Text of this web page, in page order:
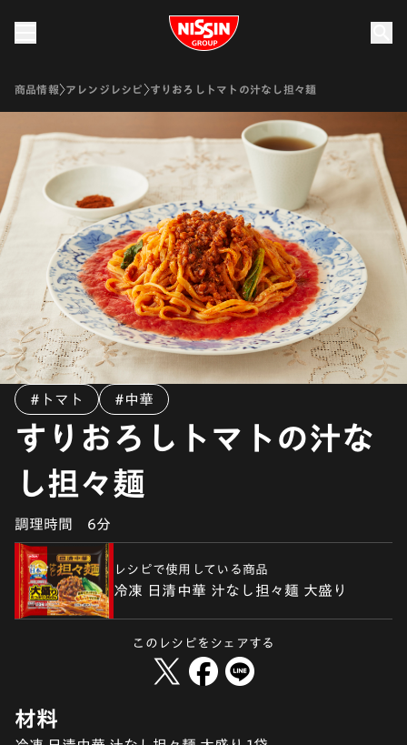
Nissin Group
商品情報 アレンジレシピ すりおろしトマトの汁なし担々麺
#トマト #中華
すりおろしトマトの汁な
し担々麺
調理時間 6分
レシピで使用している商品
冷凍 日清中華 汁なし担々麺 大盛り
このレシピをシェアする
材料